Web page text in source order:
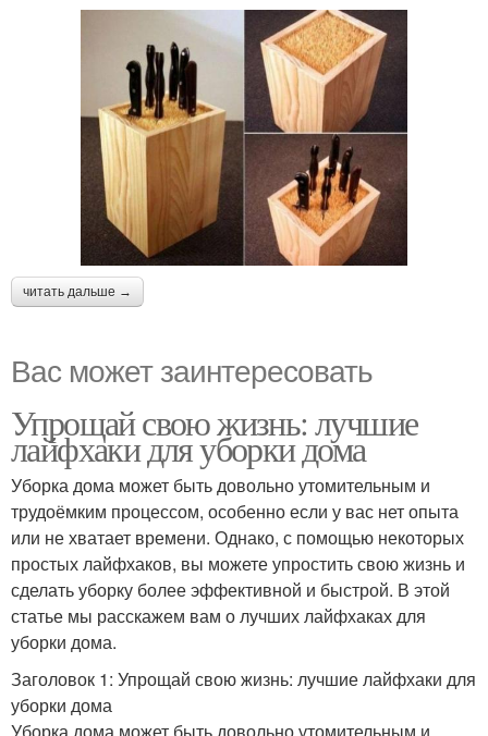
читать дальше →
Вас может заинтересовать
Упрощай свою жизнь: лучшие
лайфхаки для уборки дома
Уборка дома может быть довольно утомительным и
трудоёмким процессом, особенно если у вас нет опыта
или не хватает времени. Однако, с помощью некоторых
простых лайфхаков, вы можете упростить свою жизнь и
сделать уборку более эффективной и быстрой. В этой
статье мы расскажем вам о лучших лайфхаках для
уборки дома.
Заголовок 1: Упрощай свою жизнь: лучшие лайфхаки для
уборки дома